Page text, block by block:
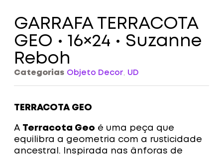
GARRAFA TERRACOTA
GEO • 16×24 • Suzanne
Reboh
Categorias Objeto Decor, UD
TERRACOTA GEO
A Terracota Geo é uma peça que
equilibra a geometria com a rusticidade
ancestral. Inspirada nas ânforas de